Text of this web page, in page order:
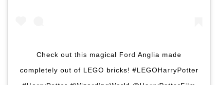
Check out this magical Ford Anglia made
completely out of LEGO bricks! #LEGOHarryPotter